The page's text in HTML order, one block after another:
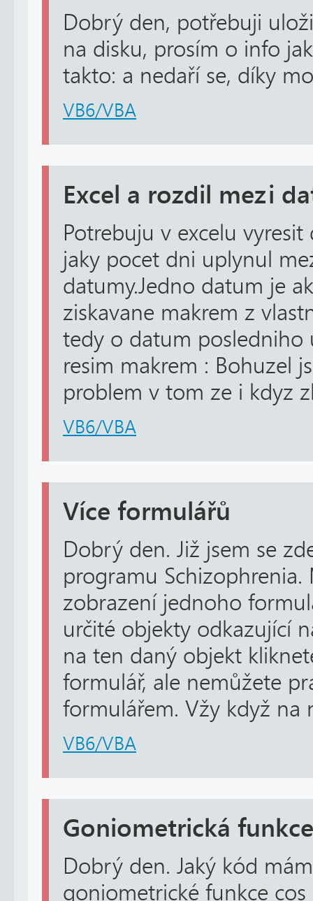
Dobrý den, potřebuji
na disku, prosím o info
takto: a nedaří se, díky
VB6/VBA
Excel a rozdil mezi
Potrebuju v excelu
jaky pocet dni uplynul
datumy.Jedno datum je
ziskavane makrem z
tedy o datum posledniho
resim makrem : Bohuzel
problem v tom ze i kdyz
VB6/VBA
Více formulářů
Dobrý den. Již jsem se
programu
zobrazení jednoho
určité objekty odkazující
na ten daný objekt
formulář, ale nemůžete
formulářem. Vžy když na
VB6/VBA
Goniometrická funkce
Dobrý den. Jaký kód
goniometrické funkce